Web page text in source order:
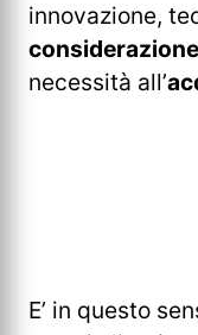
innovazione,
considerazione
necessità all’
E’ in questo